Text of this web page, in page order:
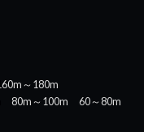
～180m
80m～100m
60～80m